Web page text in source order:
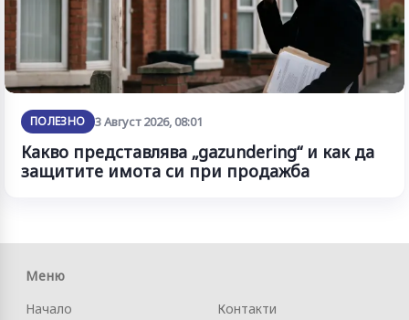
ПОЛЕЗНО 3 Август 2026, 08:01
Какво представлява „gazundering“ и как да
защитите имота си при продажба
Меню
Начало
Контакти